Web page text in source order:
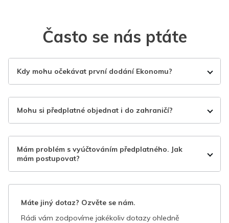
Často se nás ptáte
Kdy mohu očekávat první dodání Ekonomu?
Mohu si předplatné objednat i do zahraničí?
Mám problém s vyúčtováním předplatného. Jak
mám postupovat?
Máte jiný dotaz? Ozvěte se nám.
Rádi vám zodpovíme jakékoliv dotazy ohledně